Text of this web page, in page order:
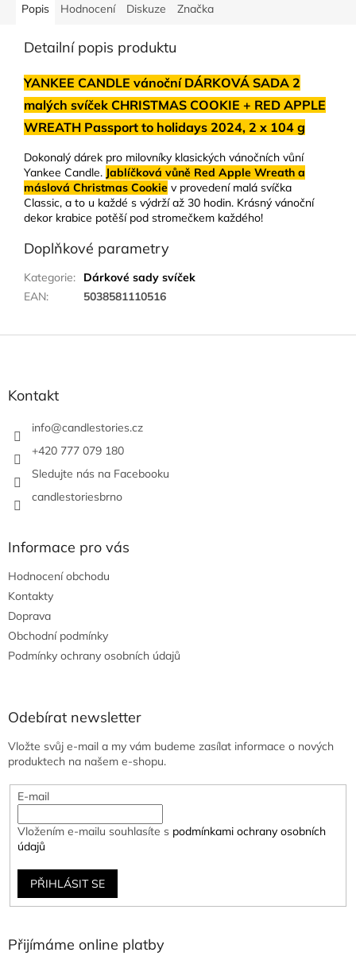
Popis Hodnocení Diskuze Značka
Detailní popis produktu
YANKEE CANDLE vánoční DÁRKOVÁ SADA 2
malých svíček CHRISTMAS COOKIE + RED APPLE
WREATH Passport to holidays 2024, 2 x 104 g
Dokonalý dárek pro milovníky klasických vánočních vůní
Yankee Candle. Jablíčková vůně Red Apple Wreath a
máslová Christmas Cookie v provedení malá svíčka
Classic, a to u každé s výdrží až 30 hodin. Krásný vánoční
dekor krabice potěší pod stromečkem každého!
Doplňkové parametry
Kategorie:
Dárkové sady svíček
EAN: 5038581110516
Z
Kontakt
info@candlestories.cz
+420 777 079 180
Sledujte nás na Facebooku
candlestoriesbrno
Informace pro vás
Hodnocení obchodu
Kontakty
Doprava
Obchodní podmínky
Podmínky ochrany osobních údajů
Odebírat newsletter
Vložte svůj e-mail a my vám budeme zasílat informace o nových
produktech na našem e-shopu.
E-mail
Vložením e-mailu souhlasíte s podmínkami ochrany osobních
údajů
PŘIHLÁSIT SE
Přijímáme online platby